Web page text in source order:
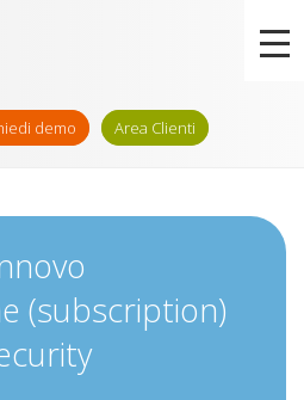
demo Area Clienti
(subscription)